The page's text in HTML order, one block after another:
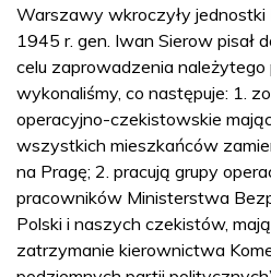
Warszawy wkroczyły jednostki
1945 r. gen. Iwan Sierow pisał
celu zaprowadzenia
wykonaliśmy, co następuje: 1.
operacyjno-czekistowskie
wszystkich mieszkańców
na Pragę; 2. pracują grupy
pracowników Ministerstwa
Polski i naszych czekistów,
zatrzymanie kierownictwa